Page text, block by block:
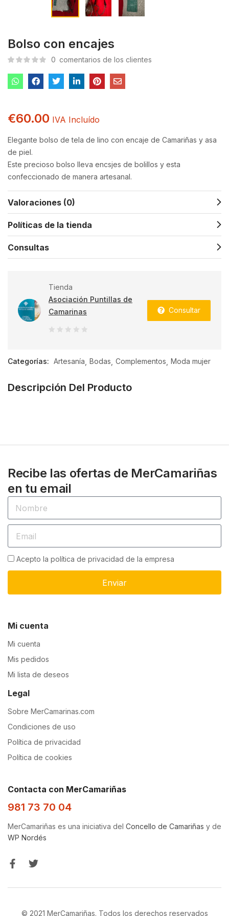
Bolso con encajes
0 comentarios de los clientes
€60.00 IVA Incluído
Elegante bolso de tela de lino con encaje de Camariñas y asa
de piel.
Este precioso bolso lleva encsjes de bolillos y esta
confeccionado de manera artesanal.
Valoraciones (0)
Políticas de la tienda
Consultas
Tienda
Asociación Puntillas de
Camarinas
Consultar
Categorías: Artesanía Bodas Complementos Moda mujer
Descripción Del Producto
Recibe las ofertas de MerCamariñas
en tu email
Acepto la política de privacidad de la empresa
Enviar
Mi cuenta
Mi cuenta
Mis pedidos
Mi lista de deseos
Legal
Sobre MerCamarinas.com
Condiciones de uso
Política de privacidad
Política de cookies
Contacta con MerCamariñas
981 73 70 04
MerCamariñas es una iniciativa del Concello de Camariñas y de
WP Nordés
© 2021 MerCamariñas. Todos los derechos reservados